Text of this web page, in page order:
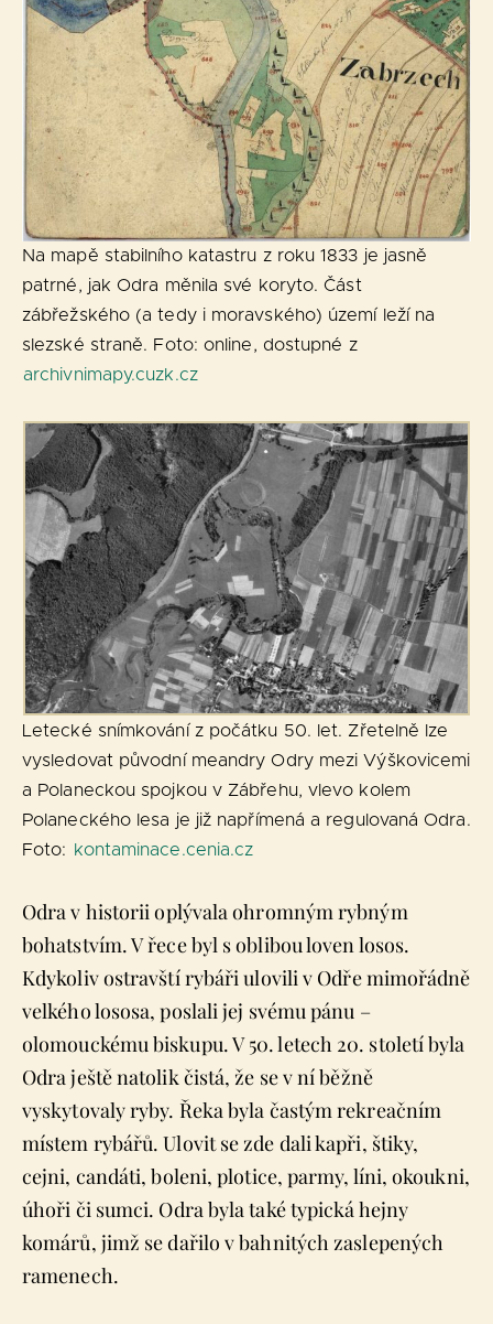
Na mapě stabilního katastru z roku 1833 je jasně
patrné, jak Odra měnila své koryto. Část
zábřežského (a tedy i moravského) území leží na
slezské straně. Foto: online, dostupné z
archivnimapy.cuzk.cz
Letecké snímkování z počátku 50. let. Zřetelně lze
vysledovat původní meandry Odry mezi Výškovicemi
a Polaneckou spojkou v Zábřehu, vlevo kolem
Polaneckého lesa je již napřímená a regulovaná Odra.
Foto:
kontaminace.cenia.cz
Odra v historii oplývala ohromným rybným
bohatstvím. V řece byl s oblibou loven losos.
Kdykoliv ostravští rybáři ulovili v Odře mimořádně
velkého lososa, poslali jej svému pánu –
olomouckému biskupu. V 50. letech 20. století byla
Odra ještě natolik čistá, že se v ní běžně
vyskytovaly ryby. Řeka byla častým rekreačním
místem rybářů. Ulovit se zde dali kapři, štiky,
cejni, candáti, boleni, plotice, parmy, líni, okoukni,
úhoři či sumci. Odra byla také typická hejny
komárů, jimž se dařilo v bahnitých zaslepených
ramenech.